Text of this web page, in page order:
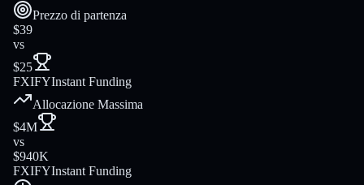
Prezzo di partenza
$39
vs
$25
FXIFYInstant Funding
Allocazione Massima
$4M
vs
$940K
FXIFYInstant Funding